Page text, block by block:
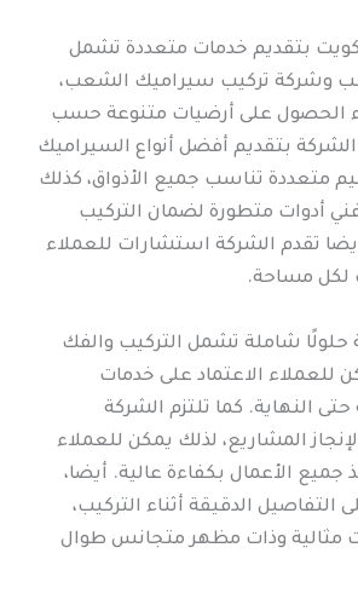
بتقديم خدمات متعددة تشمل
وشركة تركيب سيراميك الشعب،
الحصول على أرضيات متنوعة حسب
بتقديم أفضل أنواع السيراميك
متعددة تناسب جميع الأذواق، كذلك
أدوات متطورة لضمان التركيب
تقدم الشركة استشارات للعملاء
لكل مساحة.
حلولًا شاملة تشمل التركيب والفك
للعملاء الاعتماد على خدمات
حتى النهاية. كما تلتزم الشركة
المشاريع، لذلك يمكن للعملاء
جميع الأعمال بكفاءة عالية. أيضا،
التفاصيل الدقيقة أثناء التركيب،
مثالية وذات مظهر متجانس طوال